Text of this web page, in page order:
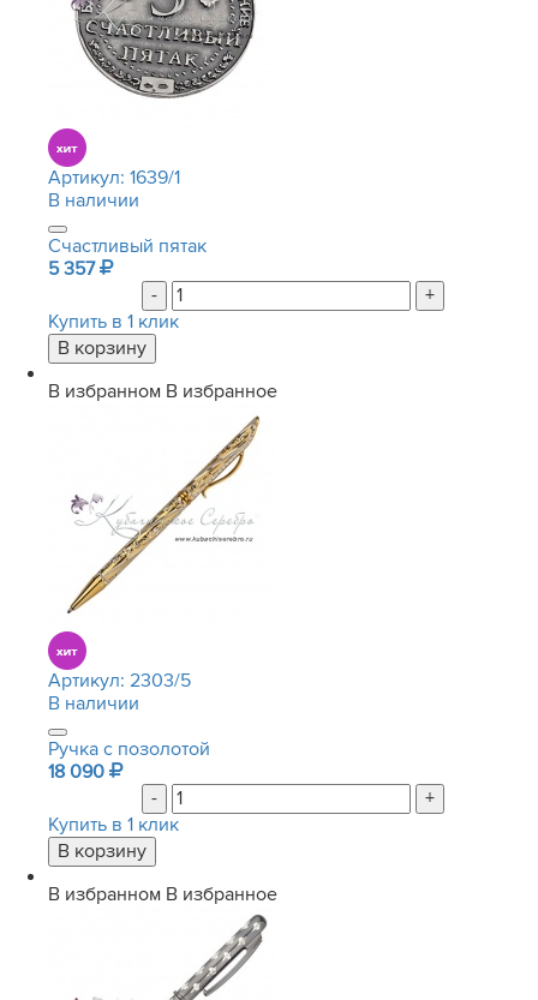
Артикул: 1639/1
В наличии
Счастливый пятак
5 357
-
+
Купить в 1 клик
В избранном В избранное
Артикул: 2303/5
В наличии
Ручка с позолотой
18 090
-
+
Купить в 1 клик
В избранном В избранное